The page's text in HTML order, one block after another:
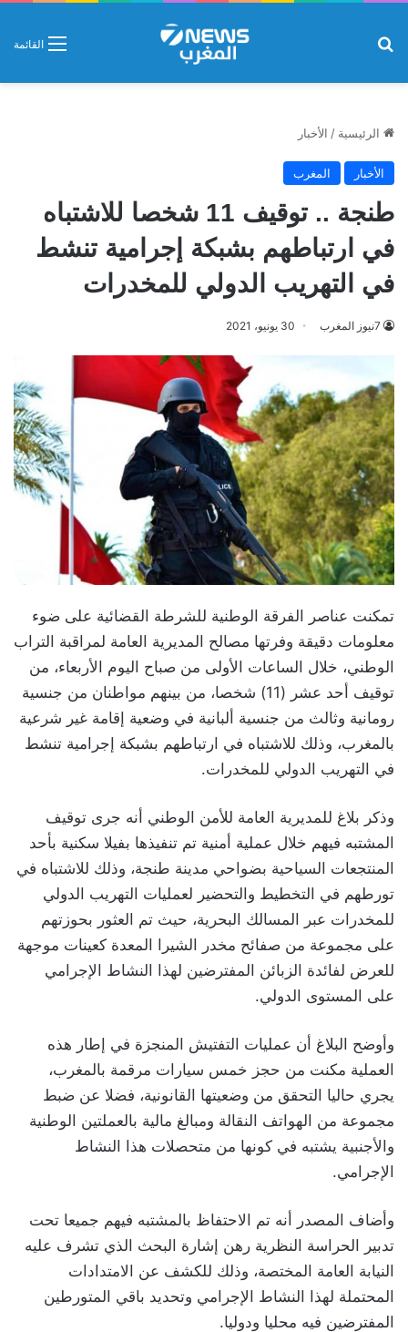
القائمة
الرئيسية / الأخبار
الأخبار المغرب
طنجة .. توقيف 11 شخصا للاشتباه
في ارتباطهم بشبكة إجرامية تنشط
في التهريب الدولي للمخدرات
7نيوز المغرب 30 يونيو، 2021
تمكنت عناصر الفرقة الوطنية للشرطة القضائية على ضوء
معلومات دقيقة وفرتها مصالح المديرية العامة لمراقبة التراب
الوطني، خلال الساعات الأولى من صباح اليوم الأربعاء، من
توقيف أحد عشر (11) شخصا، من بينهم مواطنان من جنسية
رومانية وثالث من جنسية ألبانية في وضعية إقامة غير شرعية
بالمغرب، وذلك للاشتباه في ارتباطهم بشبكة إجرامية تنشط
في التهريب الدولي للمخدرات.
وذكر بلاغ للمديرية العامة للأمن الوطني أنه جرى توقيف
المشتبه فيهم خلال عملية أمنية تم تنفيذها بفيلا سكنية بأحد
المنتجعات السياحية بضواحي مدينة طنجة، وذلك للاشتباه في
تورطهم في التخطيط والتحضير لعمليات التهريب الدولي
للمخدرات عبر المسالك البحرية، حيث تم العثور بحوزتهم
على مجموعة من صفائح مخدر الشيرا المعدة كعينات موجهة
للعرض لفائدة الزبائن المفترضين لهذا النشاط الإجرامي
على المستوى الدولي.
وأوضح البلاغ أن عمليات التفتيش المنجزة في إطار هذه
العملية مكنت من حجز خمس سيارات مرقمة بالمغرب،
يجري حاليا التحقق من وضعيتها القانونية، فضلا عن ضبط
مجموعة من الهواتف النقالة ومبالغ مالية بالعملتين الوطنية
والأجنبية يشتبه في كونها من متحصلات هذا النشاط
الإجرامي.
وأضاف المصدر أنه تم الاحتفاظ بالمشتبه فيهم جميعا تحت
تدبير الحراسة النظرية رهن إشارة البحث الذي تشرف عليه
النيابة العامة المختصة، وذلك للكشف عن الامتدادات
المحتملة لهذا النشاط الإجرامي وتحديد باقي المتورطين
المفترضين فيه محليا ودوليا.